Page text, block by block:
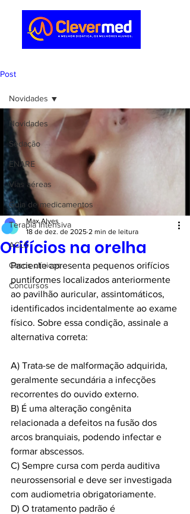
Post
Novidades
Sedação
ENARE
Vias aéreas
Guia de medicamentos
Terapia Intensiva
ACLS
Casos clínicos
Concursos
Novidades
Orifícios na orelha
Max Alves
18 de dez. de 2025 2 min de leitura
Paciente apresenta pequenos orifícios
puntiformes localizados anteriormente
ao pavilhão auricular, assintomáticos,
identificados incidentalmente ao exame
físico. Sobre essa condição, assinale a
alternativa correta:
A) Trata-se de malformação adquirida,
geralmente secundária a infecções
recorrentes do ouvido externo.
B) É uma alteração congênita
relacionada a defeitos na fusão dos
arcos branquiais, podendo infectar e
formar abscessos.
C) Sempre cursa com perda auditiva
neurossensorial e deve ser investigada
com audiometria obrigatoriamente.
D) O tratamento padrão é